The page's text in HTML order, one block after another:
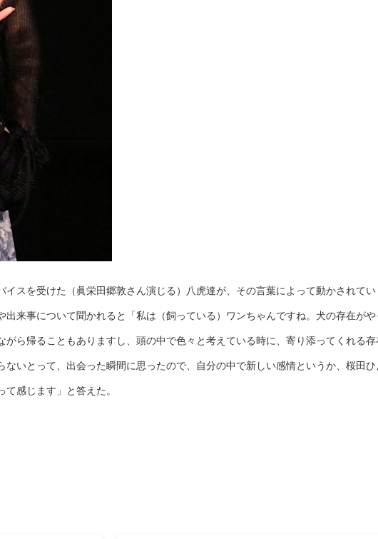
スを受けた（眞栄田郷敦さん演じる）八虎達が、その言葉によって動かされてい
来事について聞かれると「私は（飼っている）ワンちゃんですね。犬の存在が
ら帰ることもありますし、頭の中で色々と考えている時に、寄り添ってくれる存
いとって、出会った瞬間に思ったので、自分の中で新しい感情というか、桜田ひ
感じます」と答えた。